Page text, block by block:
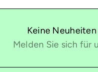
Keine
Abonnieren
Melden
sich